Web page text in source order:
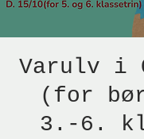
Varulv i
(for
3.-6.